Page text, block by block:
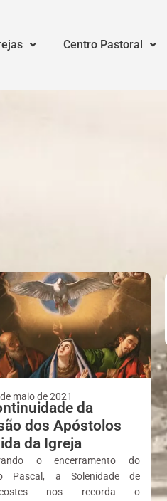
Centro Pastoral
maio de 2021
da
dos Apóstolos
da Igreja
o encerramento do
Pascal, a Solenidade de
nos recorda o